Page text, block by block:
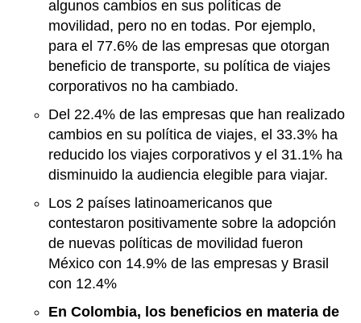
algunos cambios en sus políticas de
movilidad, pero no en todas. Por ejemplo,
para el 77.6% de las empresas que otorgan
beneficio de transporte, su política de viajes
corporativos no ha cambiado.
Del 22.4% de las empresas que han realizado
cambios en su política de viajes, el 33.3% ha
reducido los viajes corporativos y el 31.1% ha
disminuido la audiencia elegible para viajar.
Los 2 países latinoamericanos que
contestaron positivamente sobre la adopción
de nuevas políticas de movilidad fueron
México con 14.9% de las empresas y Brasil
con 12.4%
En Colombia, los beneficios en materia de